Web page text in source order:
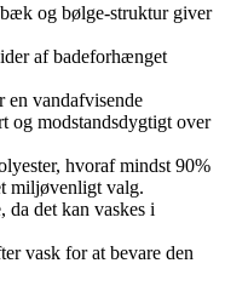
og bølge-struktur giver
af badeforhænget
vandafvisende
og modstandsdygtigt over
hvoraf mindst 90%
miljøvenligt valg.
da det kan vaskes i
vask for at bevare den